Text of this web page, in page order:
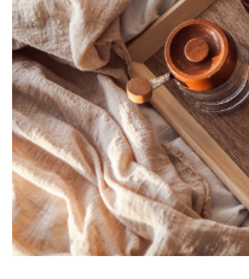
請求用戶進行身份認證。
５．嚴禁一人註冊多個帳號或使
恩沛科技股份有限公司將有權停